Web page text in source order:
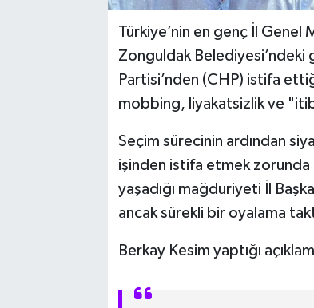
Türkiye’nin en genç İl Genel
Zonguldak
Partisi’nden (CHP) istifa
mobbing, liyakatsizlik ve
Seçim sürecinin ardından
işinden istifa etmek zorunda
yaşadığı mağduriyeti İl
ancak sürekli bir oyalama
Berkay Kesim yaptığı